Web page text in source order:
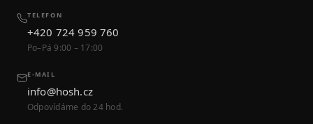
TELEFON
+420 724 959 760
Po–Pá 9:00 – 17:00
E-MAIL
info@hosh.cz
Odpovídáme do 24 hod.